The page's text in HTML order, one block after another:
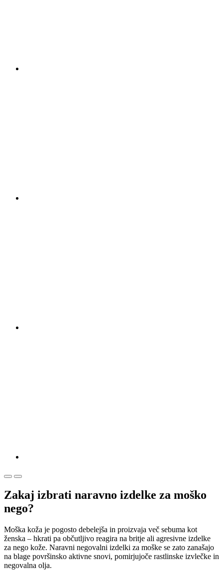
Zakaj izbrati naravno izdelke za moško
nego?
Moška koža je pogosto debelejša in proizvaja več sebuma kot
ženska – hkrati pa občutljivo reagira na britje ali agresivne izdelke
za nego kože. Naravni negovalni izdelki za moške se zato zanašajo
na blage površinsko aktivne snovi, pomirjujoče rastlinske izvlečke in
negovalna olja.